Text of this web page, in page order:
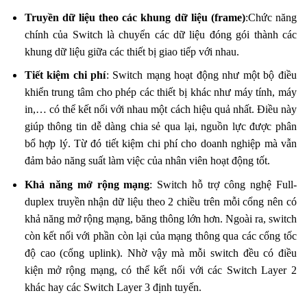
Truyền dữ liệu theo các khung dữ liệu (frame):Chức năng
chính của Switch là chuyển các dữ liệu đóng gói thành các
khung dữ liệu giữa các thiết bị giao tiếp với nhau.
Tiết kiệm chi phí: Switch mạng hoạt động như một bộ điều
khiển trung tâm cho phép các thiết bị khác như máy tính, máy
in,… có thể kết nối với nhau một cách hiệu quả nhất. Điều này
giúp thông tin dễ dàng chia sẻ qua lại, nguồn lực được phân
bổ hợp lý. Từ đó tiết kiệm chi phí cho doanh nghiệp mà vẫn
đảm bảo năng suất làm việc của nhân viên hoạt động tốt.
Khả năng mở rộng mạng: Switch hỗ trợ công nghệ Full-
duplex truyền nhận dữ liệu theo 2 chiều trên mỗi cổng nên có
khả năng mở rộng mạng, băng thông lớn hơn. Ngoài ra, switch
còn kết nối với phần còn lại của mạng thông qua các cổng tốc
độ cao (cổng uplink). Nhờ vậy mà mỗi switch đều có điều
kiện mở rộng mạng, có thể kết nối với các Switch Layer 2
khác hay các Switch Layer 3 định tuyến.